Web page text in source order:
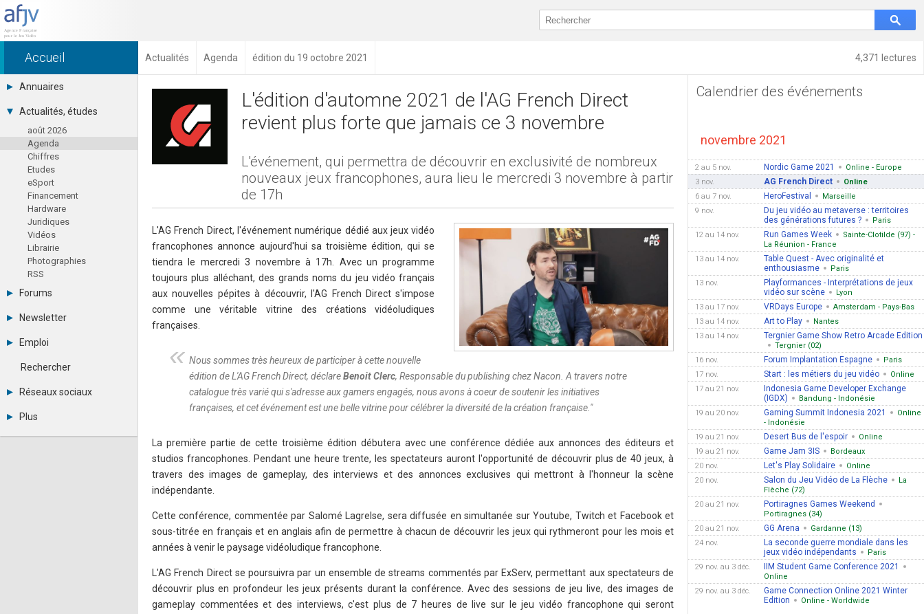
4,371 lectures
Accueil Actualités Agenda édition du 19 octobre 2021
Annuaires
Toutes les sociétés (691)
Studios (418)
Editeurs (49)
Distributeurs (16)
Hard. / Accessoires (10)
Middlewares (15)
Prestataires (99)
Assoc. / Syndicats (21)
Formations / Ecoles (46)
Presse spécialisée (17)
Actualités, études
août 2026
Agenda
Chiffres
Etudes
eSport
Financement
Hardware
Juridiques
Vidéos
Librairie
Photographies
RSS
Forums
Tous les forums
Se connecter
Messages privés
Contacter un modérateur
Newsletter
Archives
Abonnement
Emploi
Consulter les annonces
Observatoire de l'emploi
Rechercher
Réseaux sociaux
LinkedIn
Plus
Annonceurs
L'édition d'automne 2021 de l'AG French Direct
revient plus forte que jamais ce 3 novembre
L'événement, qui permettra de découvrir en exclusivité de nombreux
nouveaux jeux francophones, aura lieu le mercredi 3 novembre à partir
de 17h
L'AG French Direct, l'événement numérique dédié aux jeux vidéo
francophones annonce aujourd'hui sa troisième édition, qui se
tiendra le mercredi 3 novembre à 17h. Avec un programme
toujours plus alléchant, des grands noms du jeu vidéo français
aux nouvelles pépites à découvrir, l'AG French Direct s'impose
comme une véritable vitrine des créations vidéoludiques
françaises.
Nous sommes très heureux de participer à cette nouvelle
édition de L'AG French Direct, déclareBenoit Clerc, Responsable du publishing chez Nacon. A travers notre
catalogue très varié qui s'adresse aux gamers engagés, nous avons à coeur de soutenir les initiatives
françaises, et cet événement est une belle vitrine pour célébrer la diversité de la création française. "
La première partie de cette troisième édition débutera avec une conférence dédiée aux annonces des éditeurs et
studios francophones. Pendant une heure trente, les spectateurs auront l'opportunité de découvrir plus de 40 jeux, à
travers des images de gameplay, des interviews et des annonces exclusives qui mettront à l'honneur la scène
indépendante.
Cette conférence, commentée par Salomé Lagrelse, sera diffusée en simultanée sur Youtube, Twitch et Facebook et
sous-titrée en français et en anglais afin de permettre à chacun de découvrir les jeux qui rythmeront pour les mois et
années à venir le paysage vidéoludique francophone.
L'AG French Direct se poursuivra par un ensemble de streams commentés par ExServ, permettant aux spectateurs de
découvrir plus en profondeur les jeux présents durant la conférence. Avec des sessions de jeu live, des images de
gameplay commentées et des interviews, c'est plus de 7 heures de live sur le jeu vidéo francophone qui seront
Calendrier des événements
novembre 2021
2 au 5 nov. Nordic Game 2021
Online - Europe
3 nov.
AG French Direct
Online
6 au 7 nov.
HeroFestival
Marseille
9 nov.
Du jeu vidéo au metaverse : territoires
des générations futures ?
Paris
12 au 14 nov.
Run Games Week
Sainte-Clotilde (97) -
La Réunion - France
13 au 14 nov.
Table Quest - Avec originalité et
enthousiasme
Paris
13 nov.
Playformances - Interprétations de jeux
vidéo sur scène
Lyon
13 au 17 nov.
VRDays Europe
Amsterdam - Pays-Bas
13 au 14 nov.
Art to Play
Nantes
13 au 14 nov.
Tergnier Game Show Retro Arcade Edition
Tergnier (02)
16 nov.
Forum Implantation Espagne
Paris
17 nov.
Start : les métiers du jeu vidéo
Online
17 au 21 nov.
Indonesia Game Developer Exchange
(IGDX)
Bandung - Indonésie
19 au 20 nov.
Gaming Summit Indonesia 2021
Online
- Indonésie
19 au 21 nov.
Desert Bus de l'espoir
Online
19 au 21 nov.
Game Jam 3IS
Bordeaux
20 nov.
Let's Play Solidaire
Online
20 nov.
Salon du Jeu Vidéo de La Flèche
La
Flèche (72)
20 au 21 nov.
Portiragnes Games Weekend
Portiragnes (34)
20 au 21 nov.
GG Arena
Gardanne (13)
24 nov.
La seconde guerre mondiale dans les
jeux vidéo indépendants
Paris
29 nov. au 3 déc.
IIM Student Game Conference 2021
Online
29 nov. au 3 déc.
Game Connection Online 2021 Winter
Edition
Online - Worldwide